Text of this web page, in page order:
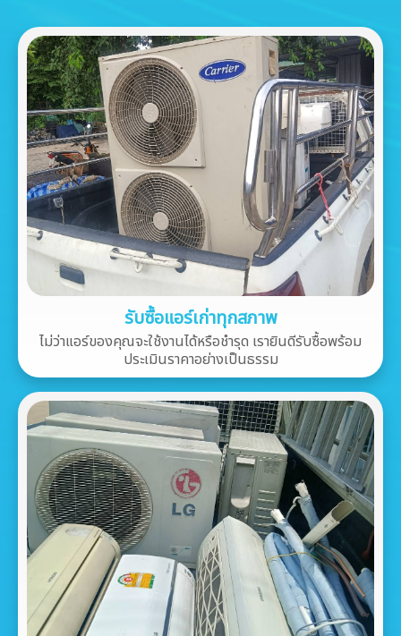
รับซื้อแอร์เก่าทุกสภาพ
ไม่ว่าแอร์ของคุณจะใช้งานได้หรือชำรุด เรายินดีรับซื้อพร้อม
ประเมินราคาอย่างเป็นธรรม